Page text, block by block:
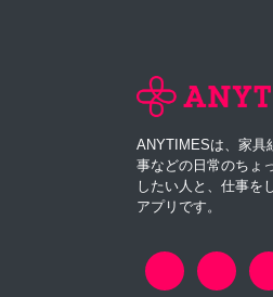
ANYTIMESは、家具
事などの日常のちょ
したい人と、仕事を
アプリです。